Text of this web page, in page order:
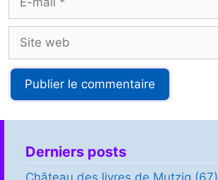
mail
web
Derniers posts
Château des livres de Mutzig (67)